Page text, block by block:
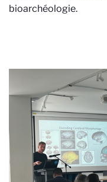
bioarchéologie.